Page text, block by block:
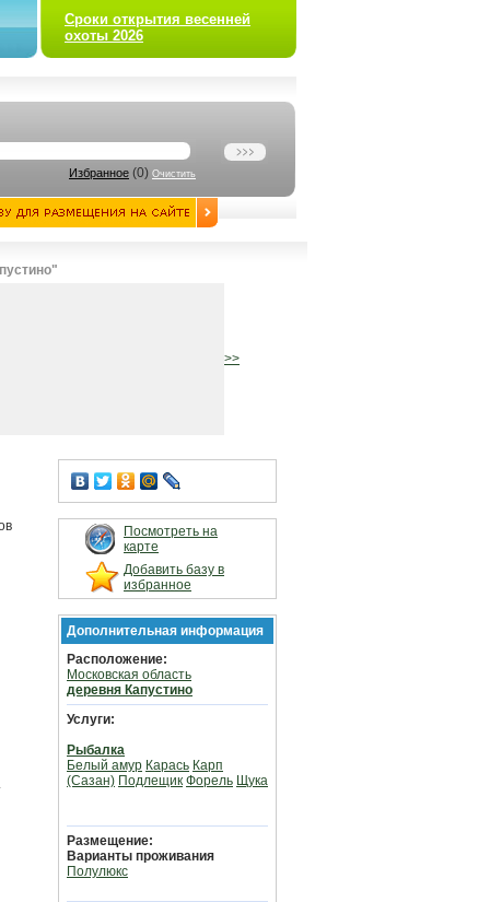
Сроки открытия весенней
охоты 2026
Избранное (0) Очистить
>>
Посмотреть на
карте
Добавить базу в
избранное
Дополнительная информация
Расположение:
Московская область
деревня Капустино
Услуги:
Рыбалка
Белый амур Карась Карп
(Сазан) Подлещик Форель Щука
Размещение:
Варианты проживания
Полулюкс